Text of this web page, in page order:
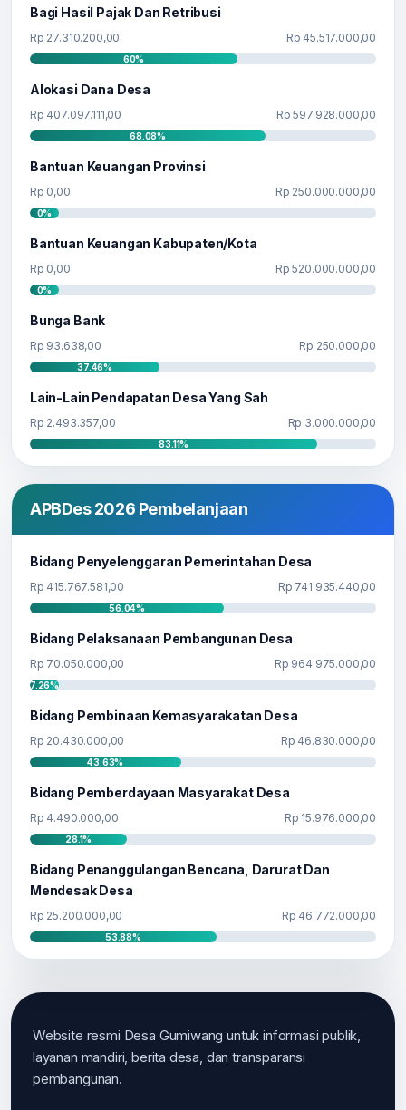
Bagi Hasil Pajak Dan Retribusi
Rp 27.310.200,00 Rp 45.517.000,00
60%
Alokasi Dana Desa
Rp 407.097.111,00 Rp 597.928.000,00
68.08%
Bantuan Keuangan Provinsi
Rp 0,00 Rp 250.000.000,00
0%
Bantuan Keuangan Kabupaten/Kota
Rp 0,00 Rp 520.000.000,00
0%
Bunga Bank
Rp 93.638,00 Rp 250.000,00
37.46%
Lain-Lain Pendapatan Desa Yang Sah
Rp 2.493.357,00 Rp 3.000.000,00
83.11%
APBDes 2026 Pembelanjaan
Bidang Penyelenggaran Pemerintahan Desa
Rp 415.767.581,00 Rp 741.935.440,00
56.04%
Bidang Pelaksanaan Pembangunan Desa
Rp 70.050.000,00 Rp 964.975.000,00
7.26%
Bidang Pembinaan Kemasyarakatan Desa
Rp 20.430.000,00 Rp 46.830.000,00
43.63%
Bidang Pemberdayaan Masyarakat Desa
Rp 4.490.000,00 Rp 15.976.000,00
28.1%
Bidang Penanggulangan Bencana, Darurat Dan
Mendesak Desa
Rp 25.200.000,00 Rp 46.772.000,00
53.88%
Website resmi Desa Gumiwang untuk informasi publik,
layanan mandiri, berita desa, dan transparansi
pembangunan.